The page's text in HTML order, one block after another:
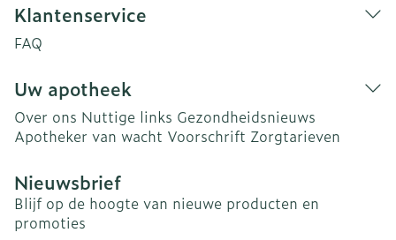
Klantenservice
FAQ
Uw apotheek
Over ons Nuttige links Gezondheidsnieuws
Apotheker van wacht Voorschrift Zorgtarieven
Nieuwsbrief
Blijf op de hoogte van nieuwe producten en
promoties